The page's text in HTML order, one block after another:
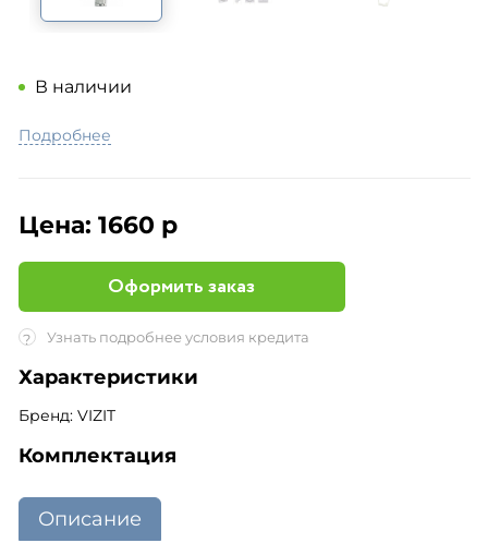
В наличии
Подробнее
Цена: 1660 р
Оформить заказ
? Узнать подробнее условия кредита
Характеристики
Бренд: VIZIT
Комплектация
Описание